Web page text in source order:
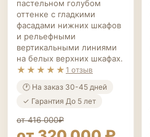
фасадами нижних шкафов
и рельефными
вертикальными линиями
на белых верхних шкафах.
★★★★★ 1 отзыв
🕐 На заказ 30-45 дней
✓ Гарантия До 5 лет
от 416 000₽
от 320 000 ₽